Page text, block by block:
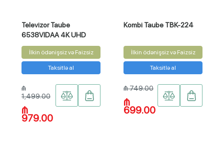
Televizor Taube
6538VIDAA 4K UHD
İlkin ödənişsiz və Faizsiz
Taksitlə al
₼
1,499.00
₼
979.00
Kombi Taube TBK-224
İlkin ödənişsiz və Faizsiz
Taksitlə al
₼ 749.00
₼
699.00